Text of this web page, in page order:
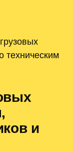
техническим
и